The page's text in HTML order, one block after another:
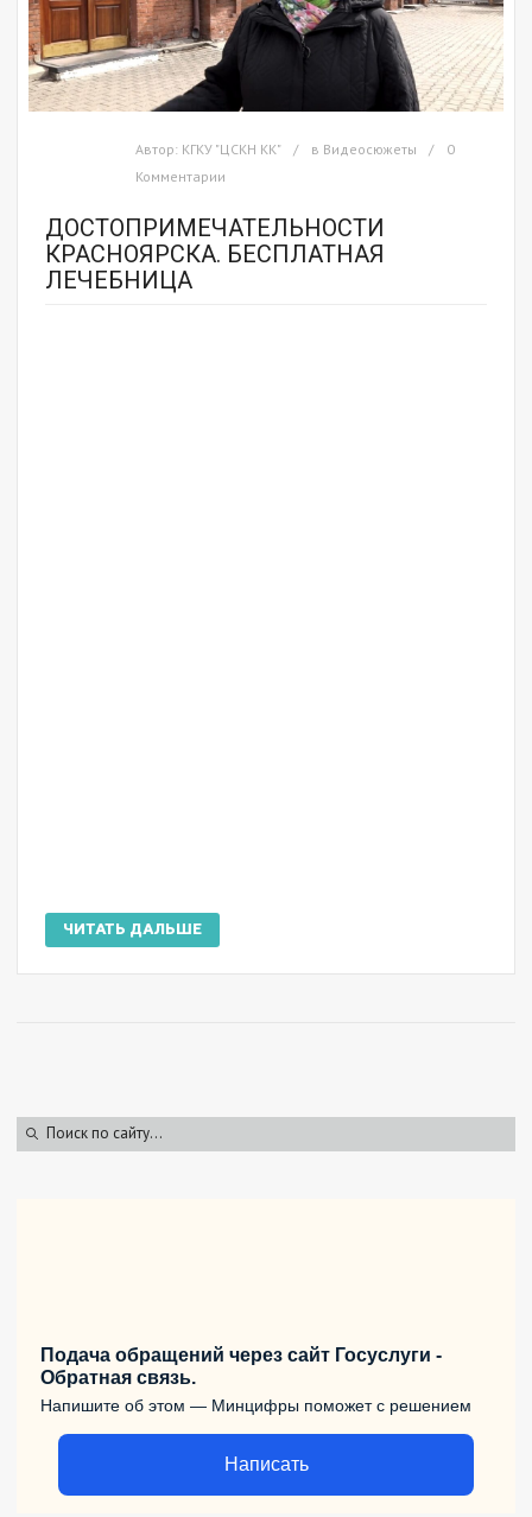
Автор: КГКУ "ЦСКН КК" в Видеосюжеты
0
Комментарии
ДОСТОПРИМЕЧАТЕЛЬНОСТИ
КРАСНОЯРСКА. БЕСПЛАТНАЯ
ЛЕЧЕБНИЦА
ЧИТАТЬ ДАЛЬШЕ
Подача обращений через сайт Госуслуги -
Обратная связь.
Напишите об этом — Минцифры поможет с решением
Написать